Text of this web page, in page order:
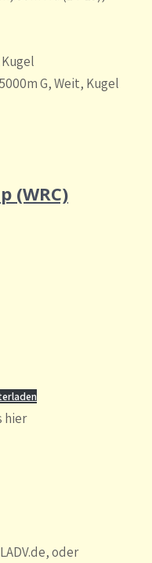
G, Weit, Kugel
(WRC)
hier
oder